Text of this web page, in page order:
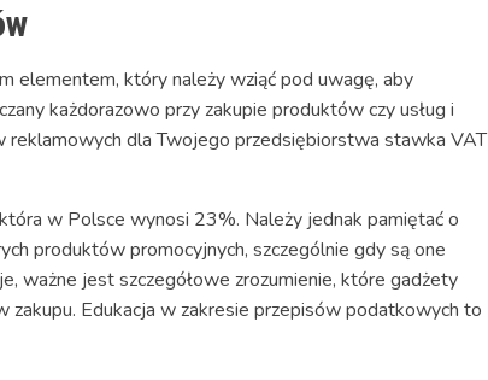
elementem, który należy wziąć pod uwagę, aby
każdorazowo przy zakupie produktów czy usług i
dla Twojego przedsiębiorstwa stawka VAT
w Polsce wynosi 23%. Należy jednak pamiętać o
produktów promocyjnych, szczególnie gdy są one
ważne jest szczegółowe zrozumienie, które gadżety
zakupu. Edukacja w zakresie przepisów podatkowych to